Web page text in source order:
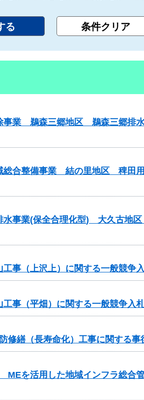
事業 鵜森三郷地区 鵜森三郷排
総合整備事業 結の里地区 稗田
水事業(保全合理化型) 大久古地
事（上沢上）に関する一般競争
事（平畑）に関する一般競争入
修繕（長寿命化）工事に関する
を活用した地域インフラ総合